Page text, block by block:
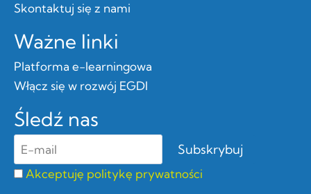
Skontaktuj się z nami
Ważne linki
Platforma e-learningowa
Włącz się w rozwój EGDI
Śledź nas
Akceptuję politykę prywatności